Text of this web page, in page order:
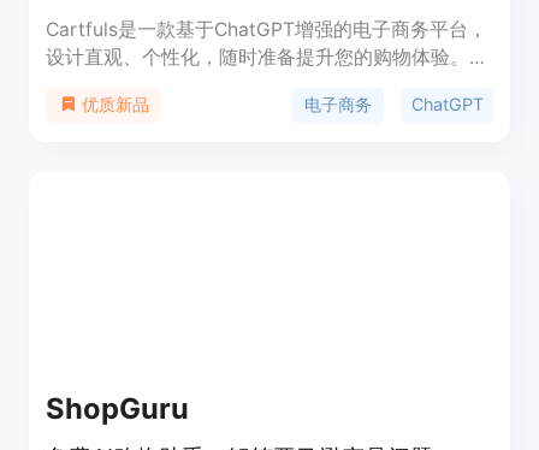
Cartfuls是一款基于ChatGPT增强的电子商务平台，
设计直观、个性化，随时准备提升您的购物体验。提
90天免费试用。支持基本聊天式购物体验、标准电
优质新品 电子商务 ChatGPT
ShopGuru